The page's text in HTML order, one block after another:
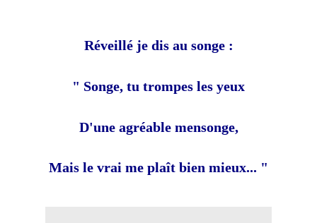
Réveillé je dis au songe :
" Songe, tu trompes les yeux
D'une agréable mensonge,
Mais le vrai me plaît bien mieux... "